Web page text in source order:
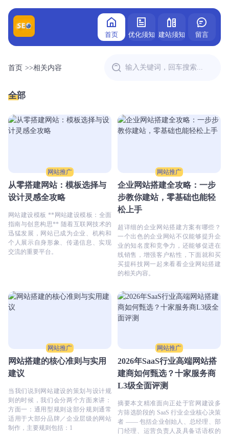
首页 优化须知 建站须知 留言
首页 >>相关内容
全部
网站推广
从零搭建网站：模板选择与
设计灵感全攻略
网站建设模板 **网站建设模板：全面
指南与创意构思** 随着互联网技术的
迅猛发展，网站已成为企业、机构和
个人展示自身形象、传递信息、实现
交流的重要平台。
网站推广
企业网站搭建全攻略：一步
步教你建站，零基础也能轻
松上手
超详细的企业网站搭建方案有哪些？
一个出色的企业网站不仅能够提升企
业的知名度和竞争力，还能够促进在
线销售，增强客户粘性，下面就和买
买提科技网一起来看看企业网站搭建
的相关内容。
网站推广
网站搭建的核心准则与实用
建议
当我们说到网站建设的策划与设计规
则的时候，我们会分两个方面来讲：
方面一：通用型规则这部分规则通常
适用于大部分品牌／企业层级的网站
制作，主要规则包括：1
网站推广
2026年SaaS行业高端网站搭
建商如何甄选？十家服务商
L3级全面评测
摘要本文精准面向正处于官网建设多
方筛选阶段的 SaaS 行业企业核心决策
者 —— 包括企业创始人、总经理、部
门经理、运营负责人及具备话语权的